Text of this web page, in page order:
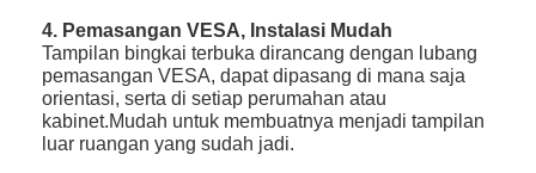
4. Pemasangan VESA, Instalasi Mudah
Tampilan bingkai terbuka dirancang dengan lubang
pemasangan VESA, dapat dipasang di mana saja
orientasi, serta di setiap perumahan atau
kabinet.Mudah untuk membuatnya menjadi tampilan
luar ruangan yang sudah jadi.